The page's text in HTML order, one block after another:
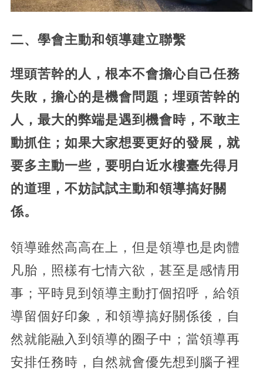
二、學會主動和領導建立聯繫
埋頭苦幹的人，根本不會擔心自己任務
失敗，擔心的是機會問題；埋頭苦幹的
人，最大的弊端是遇到機會時，不敢主
動抓住；如果大家想要更好的發展，就
要多主動一些，要明白近水樓臺先得月
的道理，不妨試試主動和領導搞好關
係。
領導雖然高高在上，但是領導也是肉體
凡胎，照樣有七情六欲，甚至是感情用
事；平時見到領導主動打個招呼，給領
導留個好印象，和領導搞好關係後，自
然就能融入到領導的圈子中；當領導再
安排任務時，自然就會優先想到腦子裡